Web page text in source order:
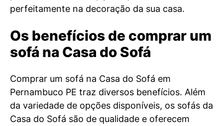
perfeitamente na decoração da sua casa.
Os benefícios de comprar um
sofá na Casa do Sofá
Comprar um sofá na Casa do Sofá em
Pernambuco PE traz diversos benefícios. Além
da variedade de opções disponíveis, os sofás da
Casa do Sofá são de qualidade e oferecem